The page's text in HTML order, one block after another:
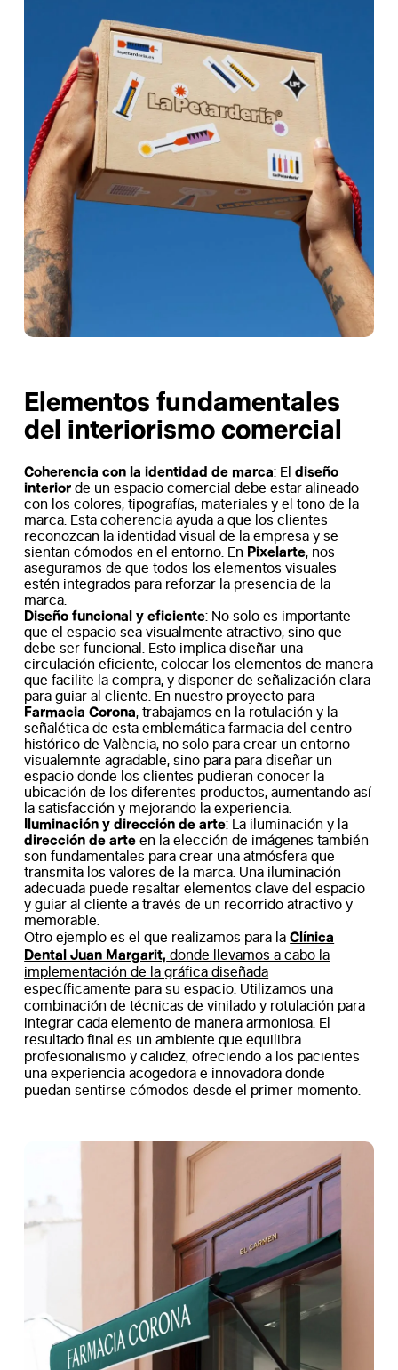
Elementos fundamentales
del interiorismo comercial
Coherencia con la identidad de marca: Eldiseño
interior de un espacio comercial debe estar alineado
con los colores, tipografías, materiales y el tono de la
marca. Esta coherencia ayuda a que los clientes
reconozcan la identidad visual de la empresa y se
sientan cómodos en el entorno. En Pixelarte, nos
aseguramos de que todos los elementos visuales
estén integrados para reforzar la presencia de la
marca.
Diseño funcional y eficiente: No solo es importante
que el espacio sea visualmente atractivo, sino que
debe ser funcional. Esto implica diseñar una
circulación eficiente, colocar los elementos de manera
que facilite la compra, y disponer de señalización clara
para guiar al cliente. En nuestro proyecto para
Farmacia Corona, trabajamos en la rotulación y la
señalética de esta emblemática farmacia del centro
histórico de València, no solo para crear un entorno
visualemnte agradable, sino para para diseñar un
espacio donde los clientes pudieran conocer la
ubicación de los diferentes productos, aumentando así
la satisfacción y mejorando la experiencia.
Iluminación y dirección de arte: La iluminación y la
dirección de arte en la elección de imágenes también
son fundamentales para crear una atmósfera que
transmita los valores de la marca. Una iluminación
adecuada puede resaltar elementos clave del espacio
y guiar al cliente a través de un recorrido atractivo y
memorable.
Otro ejemplo es el que realizamos para laClínica
Dental Juan Margarit, donde llevamos a cabo la
implementación de la gráfica diseñada
específicamente para su espacio. Utilizamos una
combinación de técnicas de vinilado y rotulación para
integrar cada elemento de manera armoniosa. El
resultado final es un ambiente que equilibra
profesionalismo y calidez, ofreciendo a los pacientes
una experiencia acogedora e innovadora donde
puedan sentirse cómodos desde el primer momento.